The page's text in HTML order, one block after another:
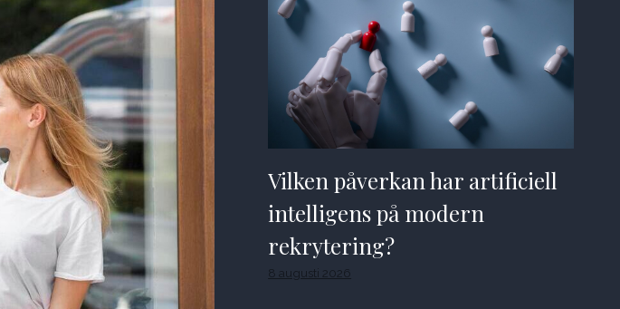
Vilken påverkan har artificiell
intelligens på modern
rekrytering?
8 augusti 2026